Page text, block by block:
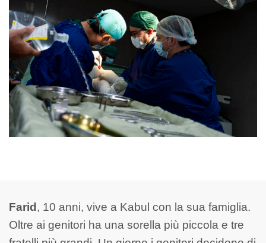
Farid , 10 anni, vive a Kabul con la sua famiglia.
Oltre ai genitori ha una sorella più piccola e tre